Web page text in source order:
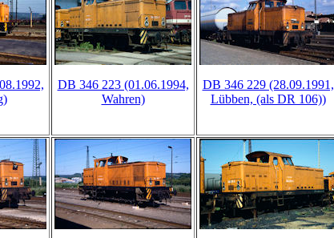
DB 346 223 (01.06.1994,
Wahren)
DB 346 229 (28.09.1991,
Lübben, (als DR 106))